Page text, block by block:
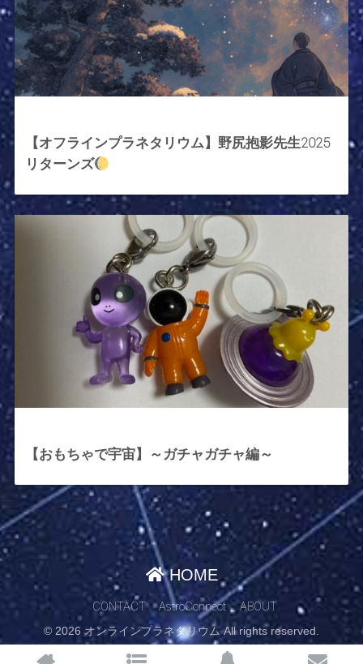
【オフラインプラネタリウム】野尻抱影先生2025
リターンズ
【おもちゃで宇宙】～ガチャガチャ編～
HOME
CONTACT AstroConnect ABOUT
© 2026 オンラインプラネタリウム All rights reserved.